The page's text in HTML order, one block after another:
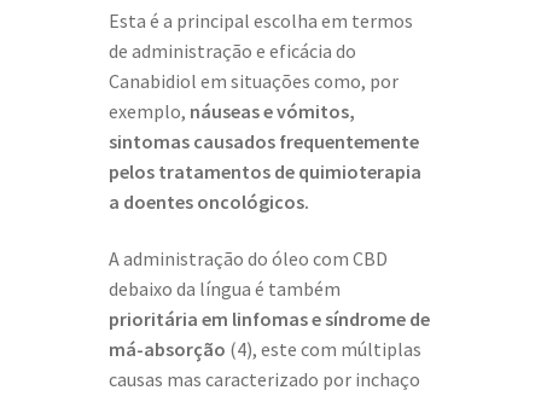
Esta é a principal escolha em termos
de administração e eficácia do
Canabidiol em situações como, por
exemplo, náuseas e vómitos,
sintomas causados frequentemente
pelos tratamentos de quimioterapia
a doentes oncológicos.
A administração do óleo com CBD
debaixo da língua é também
prioritária em linfomas e síndrome de
má-absorção (4), este com múltiplas
causas mas caracterizado por inchaço